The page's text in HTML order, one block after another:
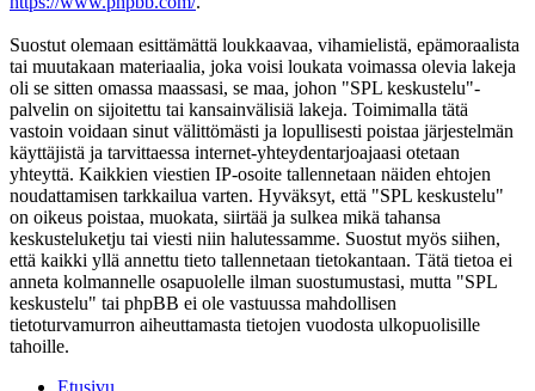
Suostut olemaan esittämättä loukkaavaa, vihamielistä, epämoraalista
tai muutakaan materiaalia, joka voisi loukata voimassa olevia lakeja
oli se sitten omassa maassasi, se maa, johon "SPL keskustelu"-
palvelin on sijoitettu tai kansainvälisiä lakeja. Toimimalla tätä
vastoin voidaan sinut välittömästi ja lopullisesti poistaa järjestelmän
käyttäjistä ja tarvittaessa internet-yhteydentarjoajaasi otetaan
yhteyttä. Kaikkien viestien IP-osoite tallennetaan näiden ehtojen
noudattamisen tarkkailua varten. Hyväksyt, että "SPL keskustelu"
on oikeus poistaa, muokata, siirtää ja sulkea mikä tahansa
keskusteluketju tai viesti niin halutessamme. Suostut myös siihen,
että kaikki yllä annettu tieto tallennetaan tietokantaan. Tätä tietoa ei
anneta kolmannelle osapuolelle ilman suostumustasi, mutta "SPL
keskustelu" tai phpBB ei ole vastuussa mahdollisen
tietoturvamurron aiheuttamasta tietojen vuodosta ulkopuolisille
tahoille.